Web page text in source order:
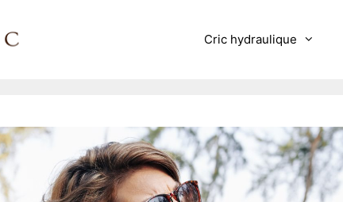
Cric hydraulique